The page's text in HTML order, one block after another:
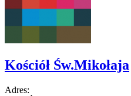
Kościół Św.Mikołaja
Adres: